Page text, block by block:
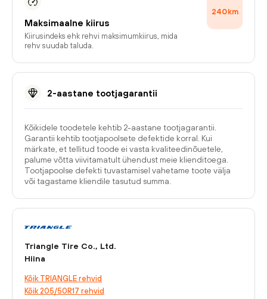
Maksimaalne kiirus
Kiirusindeks ehk rehvi maksimumkiirus, mida
rehv suudab taluda.
240km
2-aastane tootjagarantii
Kõikidele toodetele kehtib 2-aastane tootjagarantii.
Garantii kehtib tootjapoolsete defektide korral. Kui
märkate, et tellitud toode ei vasta kvaliteedinõuetele,
palume võtta viivitamatult ühendust meie klienditoega.
Tootjapoolse defekti tuvastamisel vahetame toote välja
või tagastame kliendile tasutud summa.
Triangle Tire Co., Ltd.
Hiina
Kõik TRIANGLE rehvid
Kõik 205/50R17 rehvid